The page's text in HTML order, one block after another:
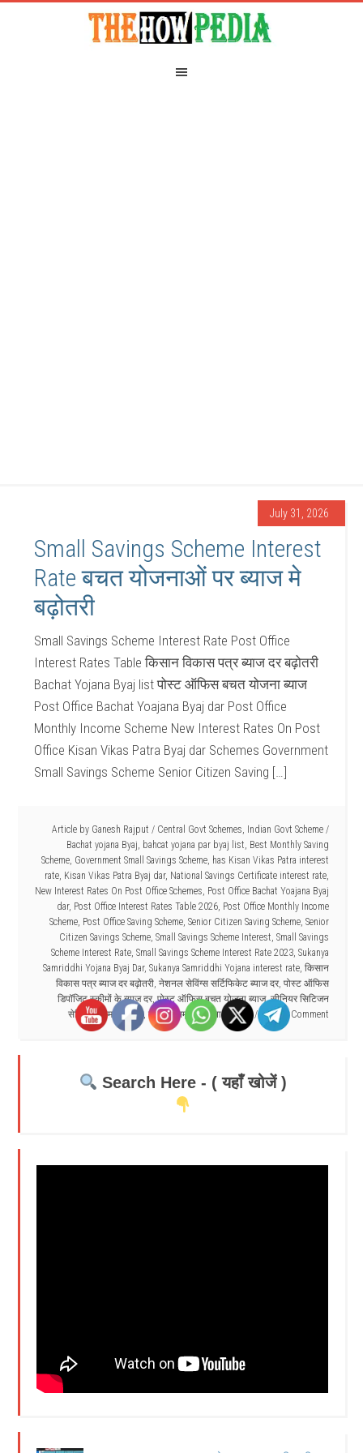
July 31, 2026
Small Savings Scheme Interest
Rate बचत योजनाओं पर ब्याज मे
बढ़ोतरी
Small Savings Scheme Interest Rate Post Office
Interest Rates Table किसान विकास पत्र ब्याज दर बढ़ोतरी
Bachat Yojana Byaj list पोस्ट ऑफिस बचत योजना ब्याज
Post Office Bachat Yoajana Byaj dar Post Office
Monthly Income Scheme New Interest Rates On Post
Office Kisan Vikas Patra Byaj dar Schemes Government
Small Savings Scheme Senior Citizen Saving […]
Article by Ganesh Rajput / Central Govt Schemes, Indian Govt Scheme /
Bachat yojana Byaj, bahcat yojana par byaj list, Best Monthly Saving
Scheme, Government Small Savings Scheme, has Kisan Vikas Patra interest
rate, Kisan Vikas Patra Byaj dar, National Savings Certificate interest rate,
New Interest Rates On Post Office Schemes, Post Office Bachat Yoajana Byaj
dar, Post Office Interest Rates Table 2026, Post Office Monthly Income
Scheme, Post Office Saving Scheme, Senior Citizen Saving Scheme, Senior
Citizen Savings Scheme, Small Savings Scheme Interest, Small Savings
Scheme Interest Rate, Small Savings Scheme Interest Rate 2023, Sukanya
Samriddhi Yojana Byaj Dar, Sukanya Samriddhi Yojana interest rate, किसान
विकास पत्र ब्याज दर बढ़ोतरी, नेशनल सेविंग्स सर्टिफिकेट ब्याज दर, पोस्ट ऑफिस
डिपॉजिट स्कीमों के ब्याज दर,पोस्ट ऑफिस बचत योजना ब्याज,सीनियर सिटिजन
सेविंग्स स्कीम ब्याज दर , सुकन्या समृद्धि योजना ब्याज दर Leave a Comment
Search Here - ( यहाँ खोजें )